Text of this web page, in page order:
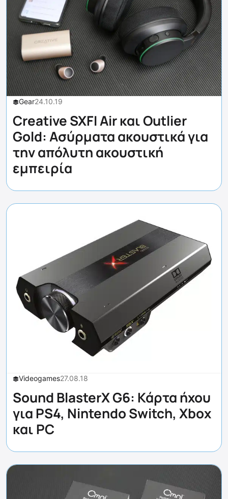
Gear24.10.19
Creative SXFI Air και Outlier
Gold: Ασύρματα ακουστικά για
την απόλυτη ακουστική
εμπειρία
Videogames27.08.18
Sound BlasterX G6: Κάρτα ήχου
για PS4, Nintendo Switch, Xbox
και PC